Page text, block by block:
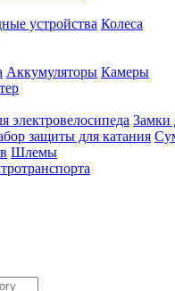
устройства Колеса
Аккумуляторы Камеры
электровелосипеда Замки
защиты для катания
Шлемы